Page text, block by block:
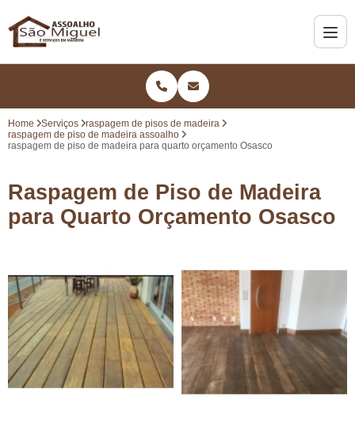
Home Serviços
raspagem de pisos de madeira
raspagem de piso de madeira assoalho
raspagem de piso de madeira para quarto orçamento Osasco
Raspagem de Piso de Madeira
para Quarto Orçamento Osasco